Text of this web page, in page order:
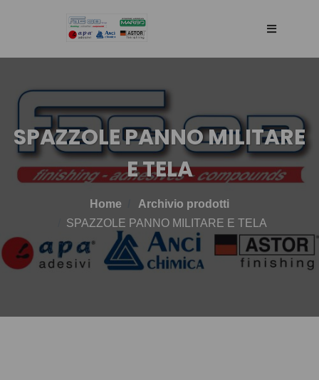
AGENCY
SELLING WEB
TECHNOLOGY
PRODOTTI
SPAZZOLE PANNO MILITARE
E TELA
Home
Archivio prodotti
SPAZZOLE PANNO MILITARE E TELA